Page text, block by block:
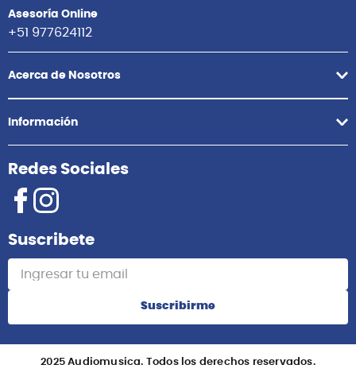
Asesoría Online
+51 977624112
Acerca de Nosotros
Información
Redes Sociales
Suscribete
Suscribirme
2025 Audiomusica. Todos los derechos reservados.